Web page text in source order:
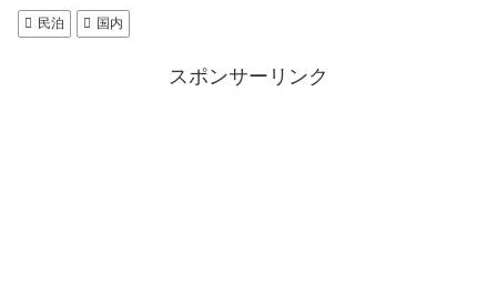
民泊 国内
スポンサーリンク